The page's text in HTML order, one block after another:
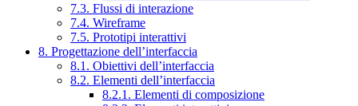
7.3. Flussi di interazione
7.4. Wireframe
7.5. Prototipi interattivi
8. Progettazione dell’interfaccia
8.1. Obiettivi dell’interfaccia
8.2. Elementi dell’interfaccia
8.2.1. Elementi di composizione